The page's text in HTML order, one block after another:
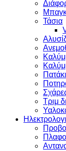
Τάσια
Τριμ